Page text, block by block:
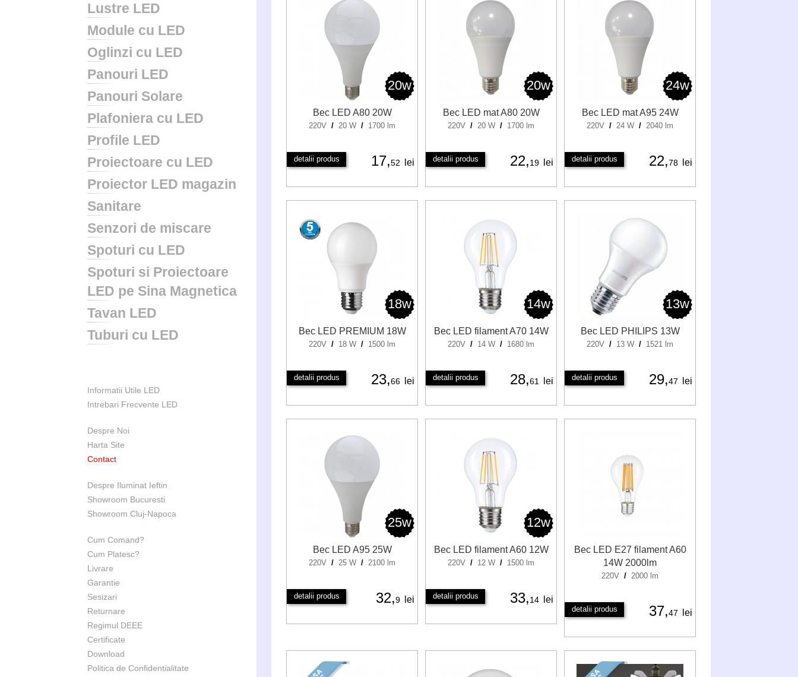
Lustre LED
Module cu LED
Oglinzi cu LED
Panouri LED
Panouri Solare
Plafoniera cu LED
Profile LED
Proiectoare cu LED
Proiector LED magazin
Sanitare
Senzori de miscare
Spoturi cu LED
Spoturi si Proiectoare
LED pe Sina Magnetica
Tavan LED
Tuburi cu LED
Informatii Utile LED
Intrebari Frecvente LED
Despre Noi
Harta Site
Contact
Despre Iluminat Ieftin
Showroom Bucuresti
Showroom Cluj-Napoca
Cum Comand?
Cum Platesc?
Livrare
Garantie
Sesizari
Returnare
Regimul DEEE
Certificate
Download
Politica de Confidentialitate
20w
Bec LED A80 20W
220V / 20 W / 1700 lm
detalii produs 17,52 lei
20w
Bec LED mat A80 20W
220V / 20 W / 1700 lm
detalii produs 22,19 lei
24w
Bec LED mat A95 24W
220V / 24 W / 2040 lm
detalii produs 22,78 lei
18w
Bec LED PREMIUM 18W
220V / 18 W / 1500 lm
detalii produs 23,66 lei
14w
Bec LED filament A70 14W
220V / 14 W / 1680 lm
detalii produs 28,61 lei
13w
Bec LED PHILIPS 13W
220V / 13 W / 1521 lm
detalii produs 29,47 lei
25w
Bec LED A95 25W
220V / 25 W / 2100 lm
detalii produs 32,9 lei
12w
Bec LED filament A60 12W
220V / 12 W / 1500 lm
detalii produs 33,14 lei
Bec LED E27 filament A60
14W 2000lm
220V / 2000 lm
detalii produs 37,47 lei